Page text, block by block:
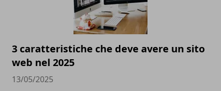
3 caratteristiche che deve avere un sito
web nel 2025
13/05/2025